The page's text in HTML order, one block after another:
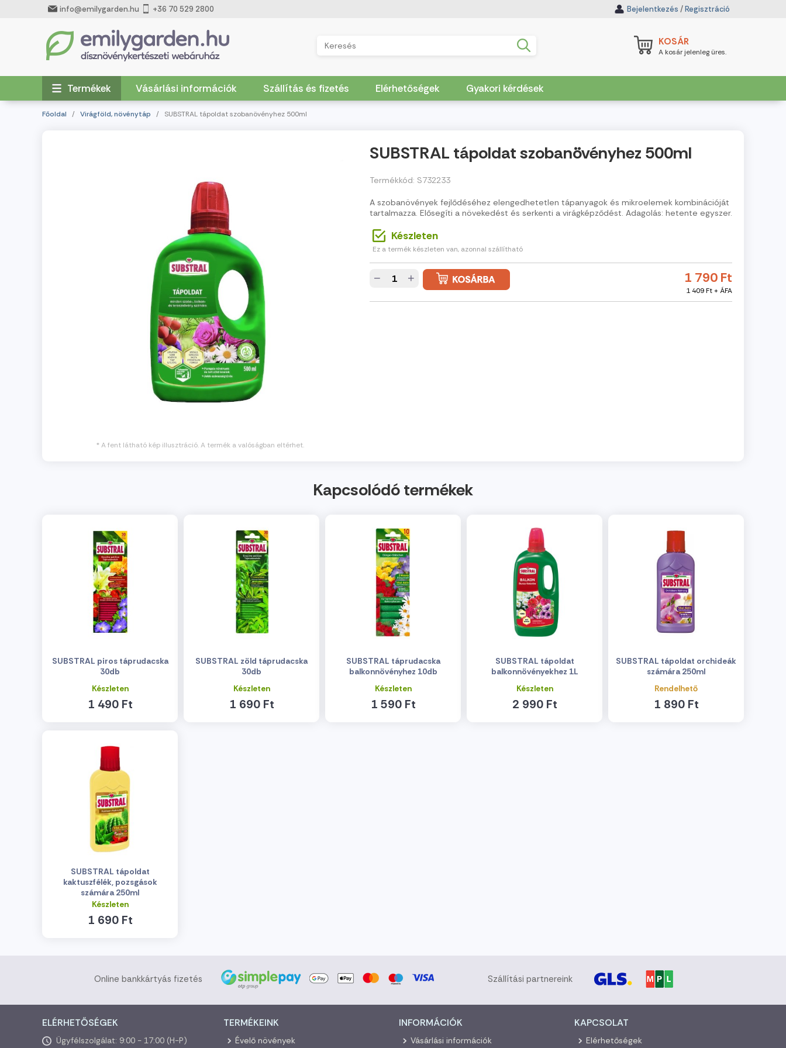
info@emilygarden.hu +36 70 529 2800 Bejelentkezés /Regisztráció
KOSÁR
A kosár jelenleg üres.
Termékek Vásárlási információk Szállítás és fizetés Elérhetőségek Gyakori kérdések
Főoldal / Virágföld, növénytáp / SUBSTRAL tápoldat szobanövényhez 500ml
* A fent látható kép illusztráció. A termék a valóságban eltérhet.
SUBSTRAL tápoldat szobanövényhez 500ml
Termékkód: S732233
A szobanövények fejlődéséhez elengedhetetlen tápanyagok és mikroelemek kombinációját
tartalmazza. Elősegíti a növekedést és serkenti a virágképződést. Adagolás: hetente egyszer.
Készleten
Ez a termék készleten van, azonnal szállítható
1 790 Ft
1 409 Ft + ÁFA
− +
Kapcsolódó termékek
SUBSTRAL piros táprudacska
30db
Készleten
1 490 Ft
SUBSTRAL zöld táprudacska
30db
Készleten
1 690 Ft
SUBSTRAL táprudacska
balkonnövényhez 10db
Készleten
1 590 Ft
SUBSTRAL tápoldat
balkonnövényekhez 1L
Készleten
2 990 Ft
SUBSTRAL tápoldat orchideák
számára 250ml
Rendelhető
1 890 Ft
SUBSTRAL tápoldat
kaktuszfélék, pozsgások
számára 250ml
Készleten
1 690 Ft
Online bankkártyás fizetés Szállítási partnereink
ELÉRHETŐSÉGEK
Ügyfélszolgálat: 9:00 - 17:00 (H-P)
TERMÉKEINK
Évelő növények
INFORMÁCIÓK
Vásárlási információk
KAPCSOLAT
Elérhetőségek